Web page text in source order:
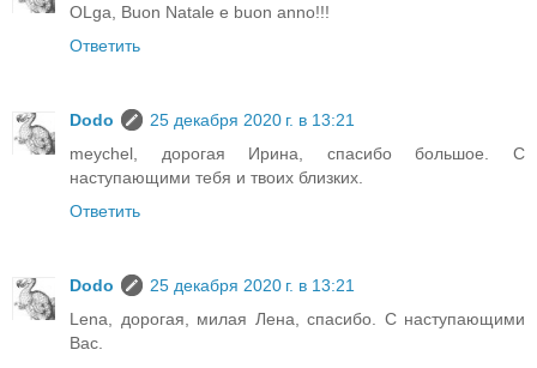
OLga, Buon Natale e buon anno!!!
Ответить
Dodo
25 декабря 2020 г. в 13:21
meychel, дорогая Ирина, спасибо большое. С
наступающими тебя и твоих близких.
Ответить
Dodo
25 декабря 2020 г. в 13:21
Lena, дорогая, милая Лена, спасибо. С наступающими
Вас.